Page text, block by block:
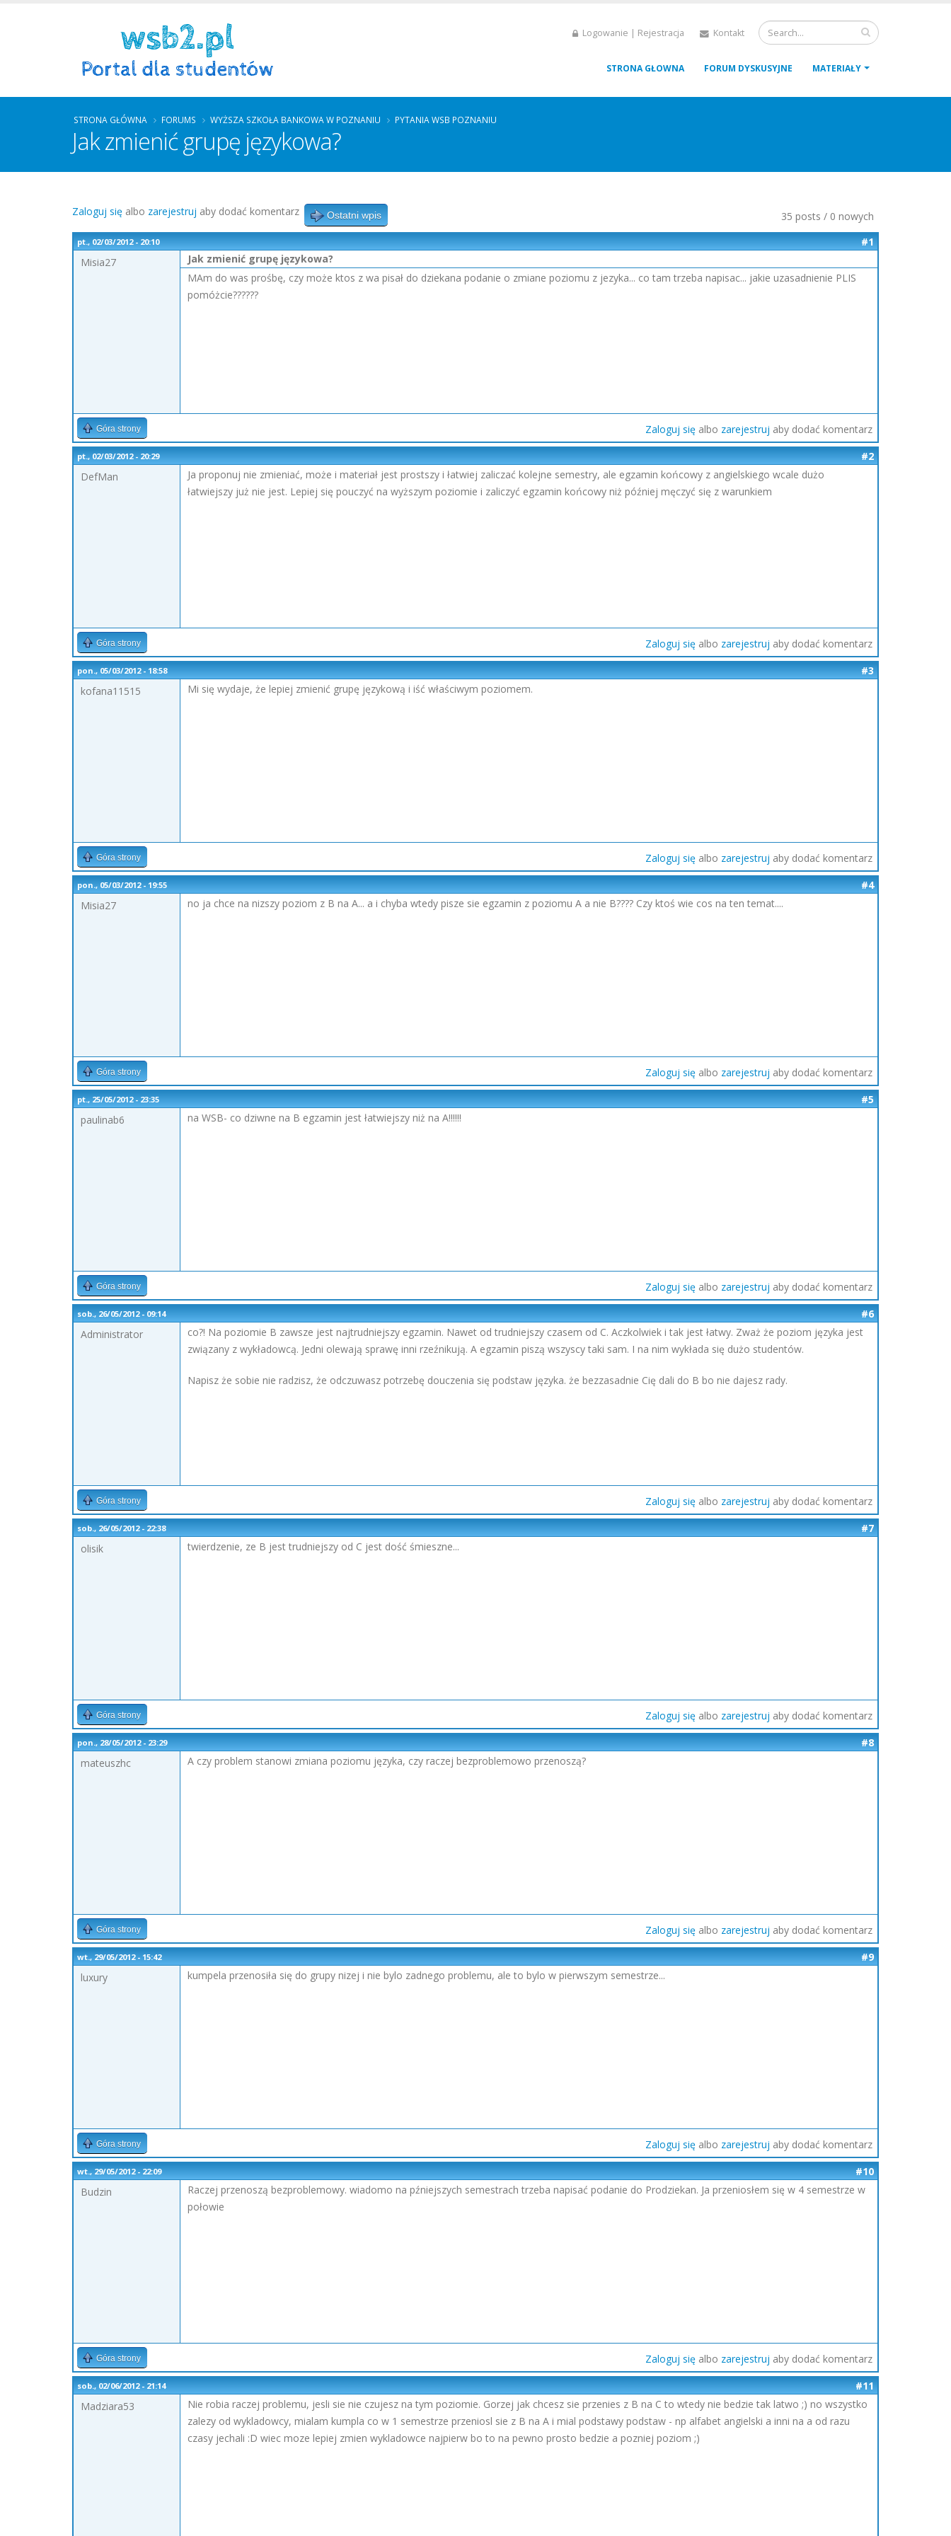
Logowanie | Rejestracja Kontakt
STRONA GŁOWNA FORUM DYSKUSYJNE MATERIAŁY
STRONA GŁÓWNA FORUMS WYŻSZA SZKOŁA BANKOWA W POZNANIU PYTANIA WSB POZNANIU
Jak zmienić grupę językowa?
35 posts / 0 nowych
Zaloguj się albo zarejestruj aby dodać komentarz Ostatni wpis
pt., 02/03/2012 - 20:10
#1
Misia27
Jak zmienić grupę językowa?
MAm do was prośbę, czy może ktos z wa pisał do dziekana podanie o zmiane poziomu z jezyka... co tam trzeba napisac... jakie uzasadnienie PLIS
pomóżcie??????
Góra strony Zaloguj się albo zarejestruj aby dodać komentarz
pt., 02/03/2012 - 20:29
#2
DefMan
Ja proponuj nie zmieniać, może i materiał jest prostszy i łatwiej zaliczać kolejne semestry, ale egzamin końcowy z angielskiego wcale dużo
łatwiejszy już nie jest. Lepiej się pouczyć na wyższym poziomie i zaliczyć egzamin końcowy niż później męczyć się z warunkiem
Góra strony Zaloguj się albo zarejestruj aby dodać komentarz
pon., 05/03/2012 - 18:58
#3
kofana11515
Mi się wydaje, że lepiej zmienić grupę językową i iść właściwym poziomem.
Góra strony Zaloguj się albo zarejestruj aby dodać komentarz
pon., 05/03/2012 - 19:55
#4
Misia27
no ja chce na nizszy poziom z B na A... a i chyba wtedy pisze sie egzamin z poziomu A a nie B???? Czy ktoś wie cos na ten temat....
Góra strony Zaloguj się albo zarejestruj aby dodać komentarz
pt., 25/05/2012 - 23:35
#5
paulinab6
na WSB- co dziwne na B egzamin jest łatwiejszy niż na A!!!!!!
Góra strony Zaloguj się albo zarejestruj aby dodać komentarz
sob., 26/05/2012 - 09:14
#6
Administrator
co?! Na poziomie B zawsze jest najtrudniejszy egzamin. Nawet od trudniejszy czasem od C. Aczkolwiek i tak jest łatwy. Zważ że poziom języka jest
związany z wykładowcą. Jedni olewają sprawę inni rzeźnikują. A egzamin piszą wszyscy taki sam. I na nim wykłada się dużo studentów.
Napisz że sobie nie radzisz, że odczuwasz potrzebę douczenia się podstaw języka. że bezzasadnie Cię dali do B bo nie dajesz rady.
Góra strony Zaloguj się albo zarejestruj aby dodać komentarz
sob., 26/05/2012 - 22:38
#7
olisik
twierdzenie, ze B jest trudniejszy od C jest dość śmieszne...
Góra strony Zaloguj się albo zarejestruj aby dodać komentarz
pon., 28/05/2012 - 23:29
#8
mateuszhc
A czy problem stanowi zmiana poziomu języka, czy raczej bezproblemowo przenoszą?
Góra strony Zaloguj się albo zarejestruj aby dodać komentarz
wt., 29/05/2012 - 15:42
#9
luxury
kumpela przenosiła się do grupy nizej i nie bylo zadnego problemu, ale to bylo w pierwszym semestrze...
Góra strony Zaloguj się albo zarejestruj aby dodać komentarz
wt., 29/05/2012 - 22:09
#10
Budzin
Raczej przenoszą bezproblemowy. wiadomo na pźniejszych semestrach trzeba napisać podanie do Prodziekan. Ja przeniosłem się w 4 semestrze w
połowie
Góra strony Zaloguj się albo zarejestruj aby dodać komentarz
sob., 02/06/2012 - 21:14
#11
Madziara53
Nie robia raczej problemu, jesli sie nie czujesz na tym poziomie. Gorzej jak chcesz sie przenies z B na C to wtedy nie bedzie tak latwo ;) no wszystko
zalezy od wykladowcy, mialam kumpla co w 1 semestrze przeniosl sie z B na A i mial podstawy podstaw - np alfabet angielski a inni na a od razu
czasy jechali :D wiec moze lepiej zmien wykladowce najpierw bo to na pewno prosto bedzie a pozniej poziom ;)